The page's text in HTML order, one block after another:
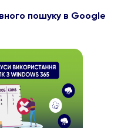
пошуку в Google